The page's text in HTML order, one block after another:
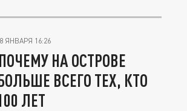
ЯНВАРЯ 16:26
ПОЧЕМУ НА ОСТРОВЕ
ВСЕГО ТЕХ, КТО
ЛЕТ